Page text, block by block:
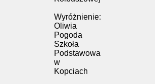
Wyróżnienie:
Oliwia
Pogoda
Szkoła
Podstawowa
w
Kopciach